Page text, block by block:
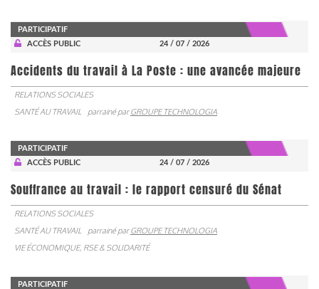
PARTICIPATIF
ACCÈS PUBLIC
24 / 07 / 2026
Accidents du travail à La Poste : une avancée majeure
RELATIONS SOCIALES
SANTÉ AU TRAVAIL
parrainé parGROUPE TECHNOLOGIA
PARTICIPATIF
ACCÈS PUBLIC
24 / 07 / 2026
Souffrance au travail : le rapport censuré du Sénat
RELATIONS SOCIALES
SANTÉ AU TRAVAIL
parrainé parGROUPE TECHNOLOGIA
VIE ÉCONOMIQUE, RSE & SOLIDARITÉ
PARTICIPATIF